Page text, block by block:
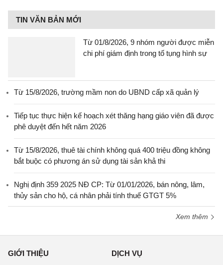
TIN VĂN BẢN MỚI
Từ 01/8/2026, 9 nhóm người được miễn
chi phí giám định trong tố tụng hình sự
Từ 15/8/2026, trường mầm non do UBND cấp xã quản lý
Tiếp tục thực hiện kế hoạch xét thăng hạng giáo viên đã được
phê duyệt đến hết năm 2026
Từ 15/8/2026, thuê tài chính không quá 400 triệu đồng không
bắt buộc có phương án sử dụng tài sản khả thi
Nghị định 359 2025 NĐ CP: Từ 01/01/2026, bán nông, lâm,
thủy sản cho hộ, cá nhân phải tính thuế GTGT 5%
Xem thêm
GIỚI THIỆU DỊCH VỤ